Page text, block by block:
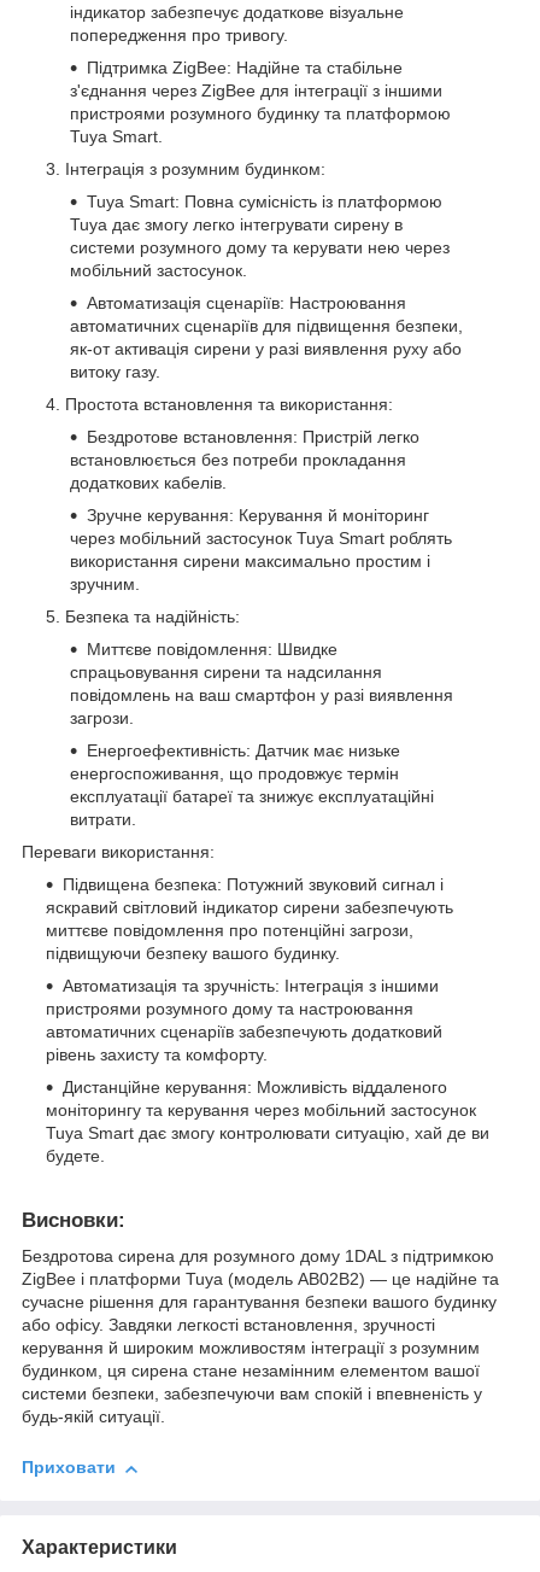
індикатор забезпечує додаткове візуальне
попередження про тривогу.
Підтримка ZigBee: Надійне та стабільне
з'єднання через ZigBee для інтеграції з іншими
пристроями розумного будинку та платформою
Tuya Smart.
Інтеграція з розумним будинком:
Tuya Smart: Повна сумісність із платформою
Tuya дає змогу легко інтегрувати сирену в
системи розумного дому та керувати нею через
мобільний застосунок.
Автоматизація сценаріїв: Настроювання
автоматичних сценаріїв для підвищення безпеки,
як-от активація сирени у разі виявлення руху або
витоку газу.
Простота встановлення та використання:
Бездротове встановлення: Пристрій легко
встановлюється без потреби прокладання
додаткових кабелів.
Зручне керування: Керування й моніторинг
через мобільний застосунок Tuya Smart роблять
використання сирени максимально простим і
зручним.
Безпека та надійність:
Миттєве повідомлення: Швидке
спрацьовування сирени та надсилання
повідомлень на ваш смартфон у разі виявлення
загрози.
Енергоефективність: Датчик має низьке
енергоспоживання, що продовжує термін
експлуатації батареї та знижує експлуатаційні
витрати.
Переваги використання:
Підвищена безпека: Потужний звуковий сигнал і
яскравий світловий індикатор сирени забезпечують
миттєве повідомлення про потенційні загрози,
підвищуючи безпеку вашого будинку.
Автоматизація та зручність: Інтеграція з іншими
пристроями розумного дому та настроювання
автоматичних сценаріїв забезпечують додатковий
рівень захисту та комфорту.
Дистанційне керування: Можливість віддаленого
моніторингу та керування через мобільний застосунок
Tuya Smart дає змогу контролювати ситуацію, хай де ви
будете.
Висновки:
Бездротова сирена для розумного дому 1DAL з підтримкою
ZigBee і платформи Tuya (модель AB02B2) — це надійне та
сучасне рішення для гарантування безпеки вашого будинку
або офісу. Завдяки легкості встановлення, зручності
керування й широким можливостям інтеграції з розумним
будинком, ця сирена стане незамінним елементом вашої
системи безпеки, забезпечуючи вам спокій і впевненість у
будь-якій ситуації.
Приховати
Характеристики